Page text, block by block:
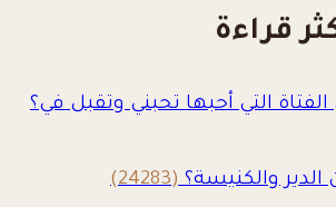
قراءة
التي أحبها تحبني وتقبل في؟
الدير والكنيسة؟(24283)